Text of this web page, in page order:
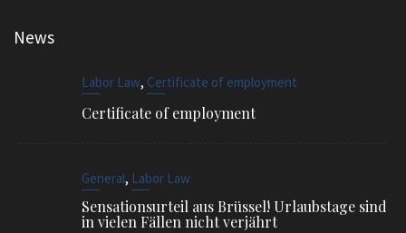
News
Labor Law, Certificate of employment
Certificate of employment
General, Labor Law
Sensationsurteil aus Brüssel! Urlaubstage sind
in vielen Fällen nicht verjährt